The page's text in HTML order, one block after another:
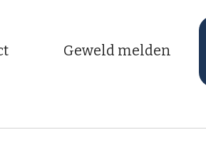
Geweld melden